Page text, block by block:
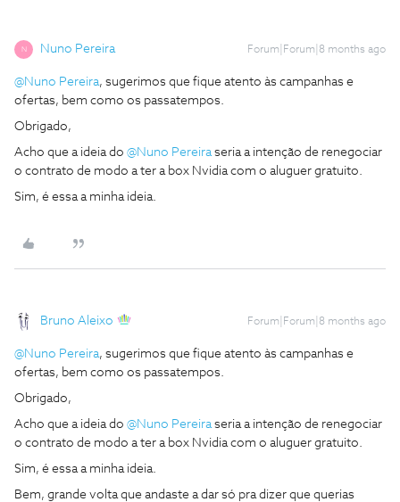
N Nuno Pereira Forum|Forum|8 months ago
@Nuno Pereira, sugerimos que fique atento às campanhas e
ofertas, bem como os passatempos.
Obrigado,
Acho que a ideia do ​ @Nuno Pereiraseria a intenção de renegociar
o contrato de modo a ter a box Nvidia com o aluguer gratuito.
Sim, é essa a minha ideia.
Bruno Aleixo Forum|Forum|8 months ago
@Nuno Pereira, sugerimos que fique atento às campanhas e
ofertas, bem como os passatempos.
Obrigado,
Acho que a ideia do ​ @Nuno Pereiraseria a intenção de renegociar
o contrato de modo a ter a box Nvidia com o aluguer gratuito.
Sim, é essa a minha ideia.
Bem, grande volta que andaste a dar só pra dizer que querias